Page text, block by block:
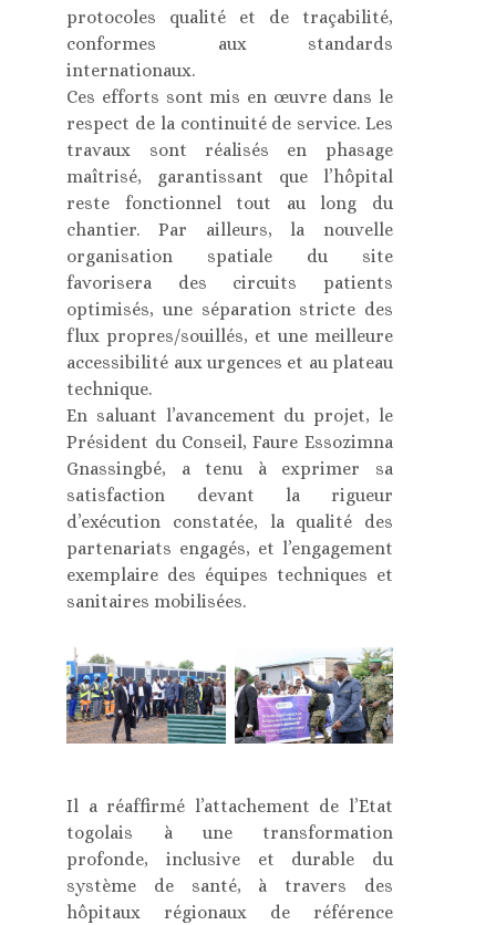
protocoles qualité et de traçabilité,
conformes aux standards
internationaux.
Ces efforts sont mis en œuvre dans le
respect de la continuité de service. Les
travaux sont réalisés en phasage
maîtrisé, garantissant que l’hôpital
reste fonctionnel tout au long du
chantier. Par ailleurs, la nouvelle
organisation spatiale du site
favorisera des circuits patients
optimisés, une séparation stricte des
flux propres/souillés, et une meilleure
accessibilité aux urgences et au plateau
technique.
En saluant l’avancement du projet, le
Président du Conseil, Faure Essozimna
Gnassingbé, a tenu à exprimer sa
satisfaction devant la rigueur
d’exécution constatée, la qualité des
partenariats engagés, et l’engagement
exemplaire des équipes techniques et
sanitaires mobilisées.
Il a réaffirmé l’attachement de l’Etat
togolais à une transformation
profonde, inclusive et durable du
système de santé, à travers des
hôpitaux régionaux de référence